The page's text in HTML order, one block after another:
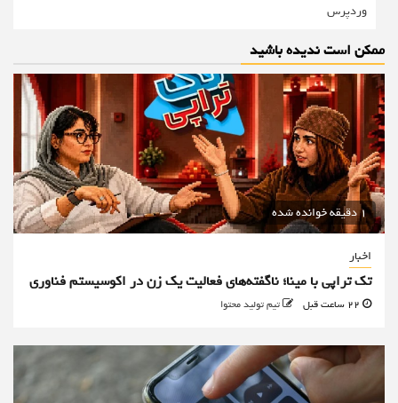
وردپرس
ممکن است ندیده باشید
1 دقیقه خوانده شده
اخبار
تک تراپی با مینا؛ ناگفته‌های فعالیت یک زن در اکوسیستم فناوری
تیم تولید محتوا